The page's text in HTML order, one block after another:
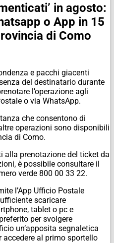
in agosto:
o App in 15
di Como
e pacchi giacenti
del destinatario durante
l’operazione agli
o via WhatsApp.
che consentono di
operazioni sono disponibili
di Como.
alla prenotazione del ticket da
è possibile consultare il
verde 800 00 33 22.
l’App Ufficio Postale
scaricare
tablet o pc e
per svolgere
un’apposita segnaletica
al primo sportello